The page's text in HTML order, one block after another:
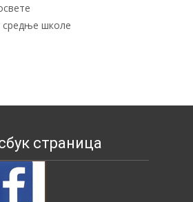
средње школе
страница